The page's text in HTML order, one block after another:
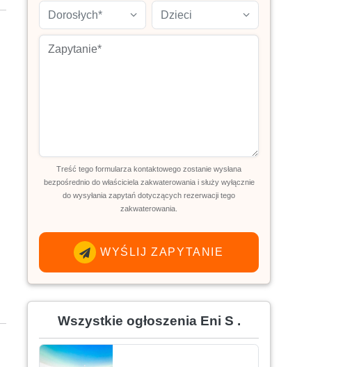
Dorosłych* Dzieci
Treść tego formularza kontaktowego zostanie wysłana
bezpośrednio do właściciela zakwaterowania i służy wyłącznie
do wysyłania zapytań dotyczących rezerwacji tego
zakwaterowania.
WYŚLIJ ZAPYTANIE
Wszystkie ogłoszenia Eni S .